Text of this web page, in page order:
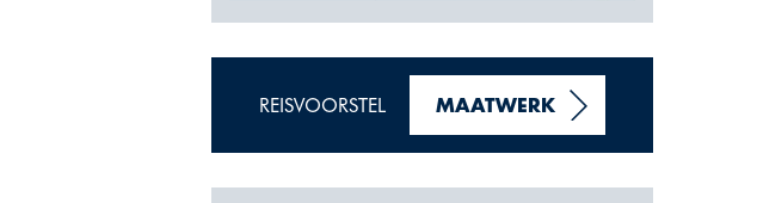
REISVOORSTEL MAATWERK